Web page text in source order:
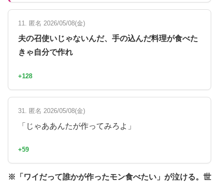
11. 匿名 2026/05/08(金)
夫の召使いじゃないんだ、手の込んだ料理が食べた
きゃ自分で作れ
+128
31. 匿名 2026/05/08(金)
「じゃああんたが作ってみろよ」
+59
※「ワイだって誰かが作ったモン食べたい」が泣ける。世